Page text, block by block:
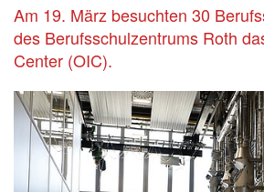
Am 19. März besuchten 30
des Berufsschulzentrums Roth
Center (OIC).